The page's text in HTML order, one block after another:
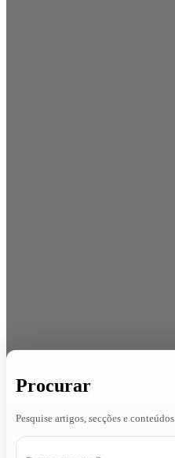
Procurar
Pesquise artigos, secções e conteúdos